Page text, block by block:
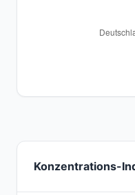
Konzentrations-